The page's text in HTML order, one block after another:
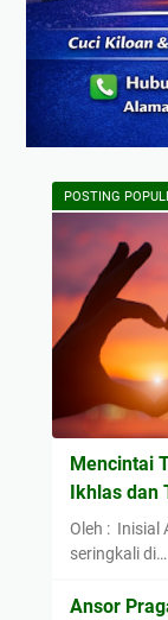
POSTING
Mencintai
Ikhlas dan
Oleh : Inisial
seringkali di…
Ansor